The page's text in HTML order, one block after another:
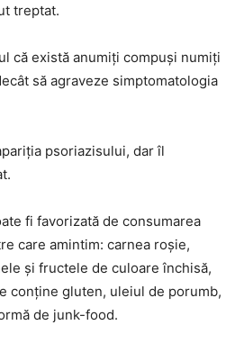
treptat.
că există anumiţi compuşi numiţi
să agraveze simptomatologia
psoriazisului, dar îl
fi favorizată de consumarea
care amintim: carnea roşie,
şi fructele de culoare închisă,
conţine gluten, uleiul de porumb,
de junk-food.